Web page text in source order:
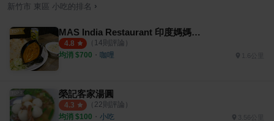
新竹市 東區 小吃 的排名 ›
MAS India Restaurant 印度媽媽料理
4.8 （ 14則評論）
均消 $700 ・ 咖哩
榮記客家湯圓
4.3 （ 22則評論）
均消 $100 ・ 小吃 3.56公里